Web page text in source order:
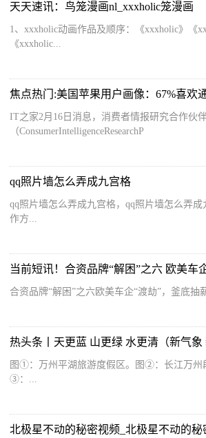
天天速讯：鸟笼漫画nl_xxxholic笼漫画
1、xxxholic动画作品及顺序：《xxxholic》《
《xxxholic...
IT之家2月16日消息，消费者情报研究合作伙
（ConsumerIntelligenceResearchP
qq照片墙怎么弄成九宫格
qq照片墙怎么弄成九宫格，qq照片墙怎么弄
作方...
合资品牌“解困”之六欧美车企“渡劫”，釜底抽
热头条丨天更蓝 山更绿 水更清（新气象
图①：万州平湖旅游度假区。图②：长江万州
③：...
北极星不动的秘密视频_北极星不动的秘